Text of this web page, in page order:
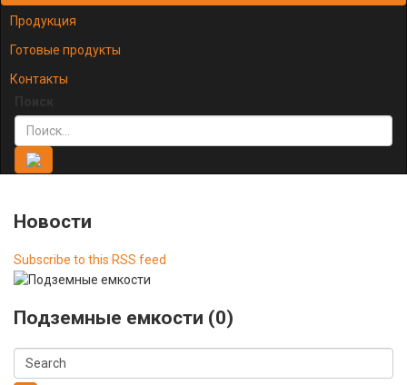
Продукция
Готовые продукты
Контакты
Новости
Subscribe to this RSS feed
Подземные емкости (0)